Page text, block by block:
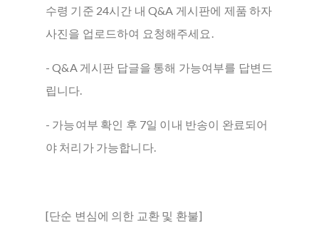
수령 기준 24시간 내 Q&A 게시판에 제품 하자
사진을 업로드하여 요청해주세요.
- Q&A 게시판 답글을 통해 가능여부를 답변드
립니다.
- 가능여부 확인 후 7일 이내 반송이 완료되어
야 처리가 가능합니다.
[단순 변심에 의한 교환 및 환불]